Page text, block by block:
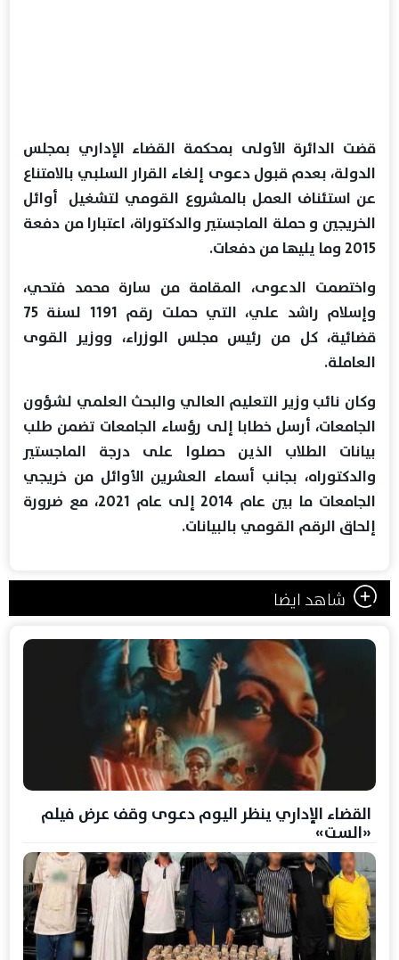
قضت الدائرة الأولى بمحكمة القضاء الإداري بمجلس
الدولة، بعدم قبول دعوى إلغاء القرار السلبي بالامتناع
عن استئناف العمل بالمشروع القومي لتشغيل أوائل
الخريجين و حملة الماجستير والدكتوراة، اعتبارا من دفعة
2015 وما يليها من دفعات.
واختصمت الدعوى، المقامة من سارة محمد فتحي،
وإسلام راشد علي، التي حملت رقم 1191 لسنة 75
قضائية، كل من رئيس مجلس الوزراء، ووزير القوى
العاملة.
وكان نائب وزير التعليم العالي والبحث العلمي لشؤون
الجامعات، أرسل خطابا إلى رؤساء الجامعات تضمن طلب
بيانات الطلاب الذين حصلوا على درجة الماجستير
والدكتوراه، بجانب أسماء العشرين الأوائل من خريجي
الجامعات ما بين عام 2014 إلى عام 2021، مع ضرورة
إلحاق الرقم القومي بالبيانات.
شاهد ايضا
القضاء الإداري ينظر اليوم دعوى وقف عرض فيلم
«الست»